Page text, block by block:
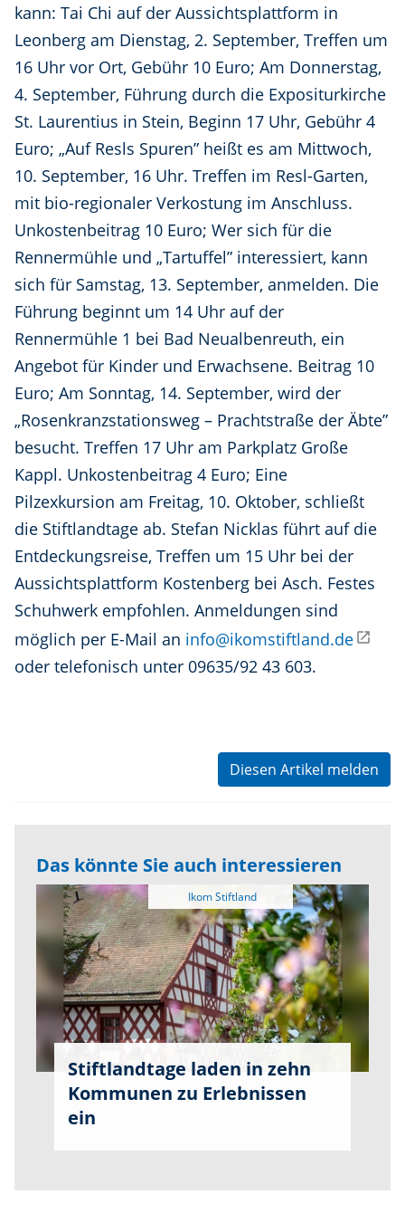
kann: Tai Chi auf der Aussichtsplattform in
Leonberg am Dienstag, 2. September, Treffen um
16 Uhr vor Ort, Gebühr 10 Euro; Am Donnerstag,
4. September, Führung durch die Expositurkirche
St. Laurentius in Stein, Beginn 17 Uhr, Gebühr 4
Euro; „Auf Resls Spuren” heißt es am Mittwoch,
10. September, 16 Uhr. Treffen im Resl-Garten,
mit bio-regionaler Verkostung im Anschluss.
Unkostenbeitrag 10 Euro; Wer sich für die
Rennermühle und „Tartuffel” interessiert, kann
sich für Samstag, 13. September, anmelden. Die
Führung beginnt um 14 Uhr auf der
Rennermühle 1 bei Bad Neualbenreuth, ein
Angebot für Kinder und Erwachsene. Beitrag 10
Euro; Am Sonntag, 14. September, wird der
„Rosenkranzstationsweg – Prachtstraße der Äbte”
besucht. Treffen 17 Uhr am Parkplatz Große
Kappl. Unkostenbeitrag 4 Euro; Eine
Pilzexkursion am Freitag, 10. Oktober, schließt
die Stiftlandtage ab. Stefan Nicklas führt auf die
Entdeckungsreise, Treffen um 15 Uhr bei der
Aussichtsplattform Kostenberg bei Asch. Festes
Schuhwerk empfohlen. Anmeldungen sind
möglich per E-Mail an info@ikomstiftland.de
oder telefonisch unter 09635/92 43 603.
Diesen Artikel melden
Das könnte Sie auch interessieren
Ikom Stiftland
Stiftlandtage laden in zehn
Kommunen zu Erlebnissen
ein